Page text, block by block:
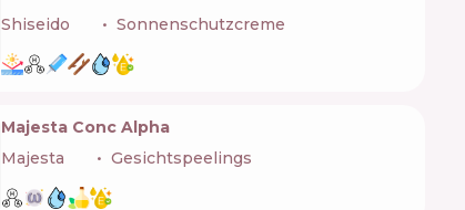
Shiseido
Sonnenschutzcreme
Majesta Conc Alpha
Majesta
Gesichtspeelings